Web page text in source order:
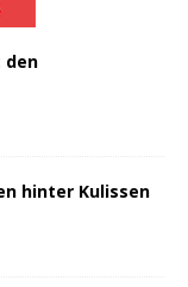
den
hinter Kulissen